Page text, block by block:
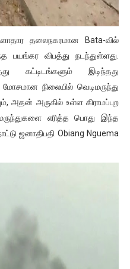
தலைநகரமான Bata-வில்
பயங்கர விபத்து நடந்துள்ளது.
கட்டிடங்களும் இடிந்தது
நிலையில் வெடிமருந்து
அதன் அருகில் உள்ள கிராமப்புற
எரித்த பொது இந்த
ஜனாதிபதி Obiang Nguema